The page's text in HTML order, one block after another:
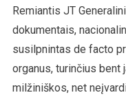
Remiantis JT
dokumentais,
susilpnintas de facto
organus, turinčius
milžiniškos, net